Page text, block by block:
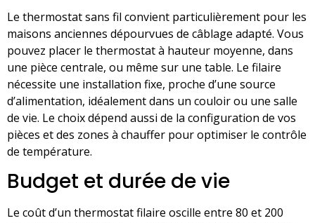
Le thermostat sans fil convient particulièrement pour les
maisons anciennes dépourvues de câblage adapté. Vous
pouvez placer le thermostat à hauteur moyenne, dans
une pièce centrale, ou même sur une table. Le filaire
nécessite une installation fixe, proche d’une source
d’alimentation, idéalement dans un couloir ou une salle
de vie. Le choix dépend aussi de la configuration de vos
pièces et des zones à chauffer pour optimiser le contrôle
de température.
Budget et durée de vie
Le coût d’un thermostat filaire oscille entre 80 et 200